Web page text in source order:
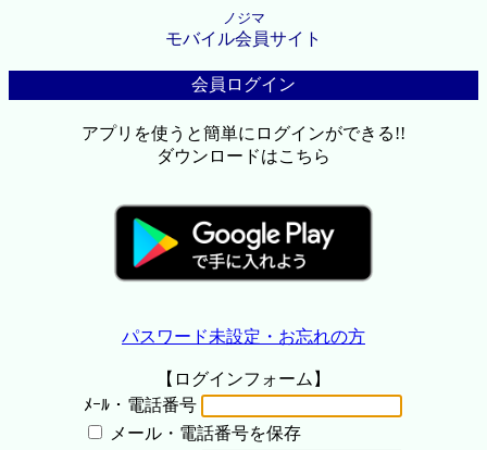
ノジマ
モバイル会員サイト
会員ログイン
アプリを使うと簡単にログインができる!!
ダウンロードはこちら
パスワード未設定・お忘れの方
【ログインフォーム】
ﾒｰﾙ・電話番号
メール・電話番号を保存